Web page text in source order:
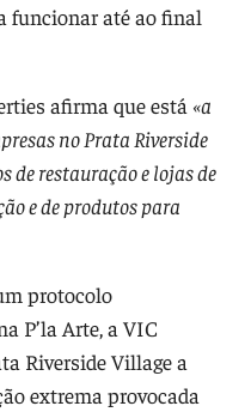
funcionar até ao final
afirma que está «a
no Prata Riverside
de restauração e lojas de
e de produtos para
protocolo
P’la Arte, a VIC
Riverside Village a
extrema provocada